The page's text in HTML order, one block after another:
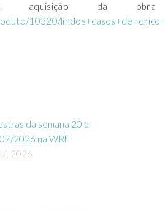
a aquisição da obra
10320/
da semana 20 a
2026 na WRF
2026